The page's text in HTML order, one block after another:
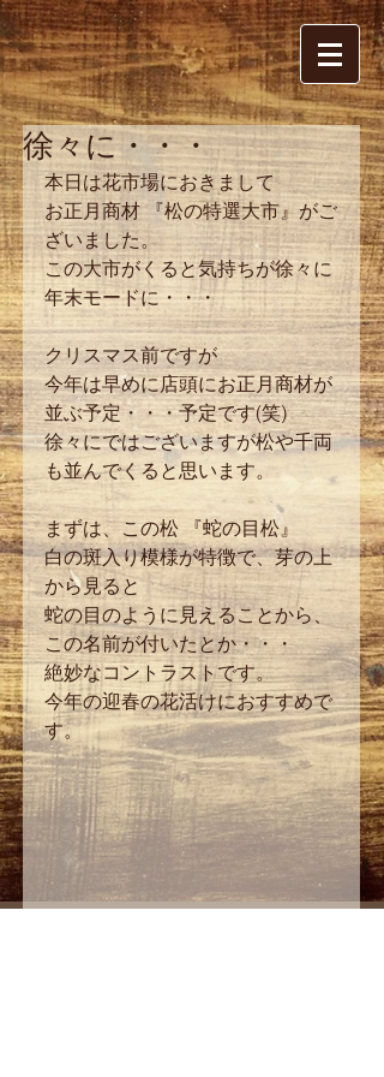
徐々に・・・
本日は花市場におきまして
お正月商材 『松の特選大市』がご
ざいました。
この大市がくると気持ちが徐々に
年末モードに・・・
クリスマス前ですが
今年は早めに店頭にお正月商材が
並ぶ予定・・・予定です(笑)
徐々にではございますが松や千両
も並んでくると思います。
まずは、この松 『蛇の目松』
白の斑入り模様が特徴で、芽の上
から見ると
蛇の目のように見えることから、
この名前が付いたとか・・・
絶妙なコントラストです。
今年の迎春の花活けにおすすめで
す。